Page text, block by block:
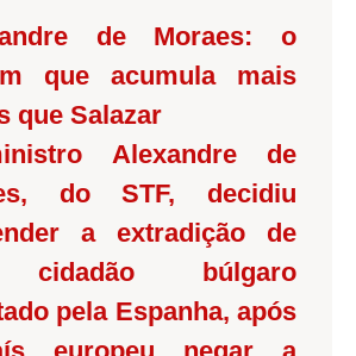
de Moraes: o
que acumula mais
que Salazar
Alexandre de
do STF, decidiu
a extradição de
búlgaro
pela Espanha, após
europeu negar a